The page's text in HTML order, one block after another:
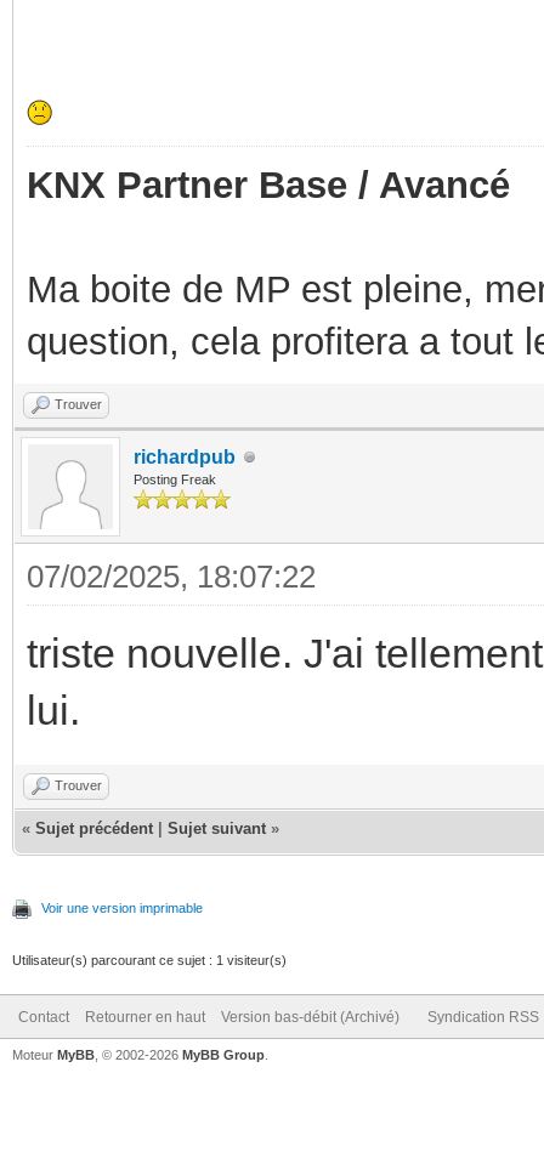
KNX Partner Base / Avancé
Ma boite de MP est pleine,
question, cela profitera a tout
Trouver
richardpub
Posting Freak
07/02/2025, 18:07:22
triste nouvelle. J'ai
lui.
Trouver
« Sujet précédent Sujet suivant »
Voir une version imprimable
Utilisateur(s) parcourant ce sujet : 1 visiteur(s)
Contact Retourner en haut Version bas-débit (Archivé) Syndication RSS
Moteur MyBB , © 2002-2026 MyBB Group